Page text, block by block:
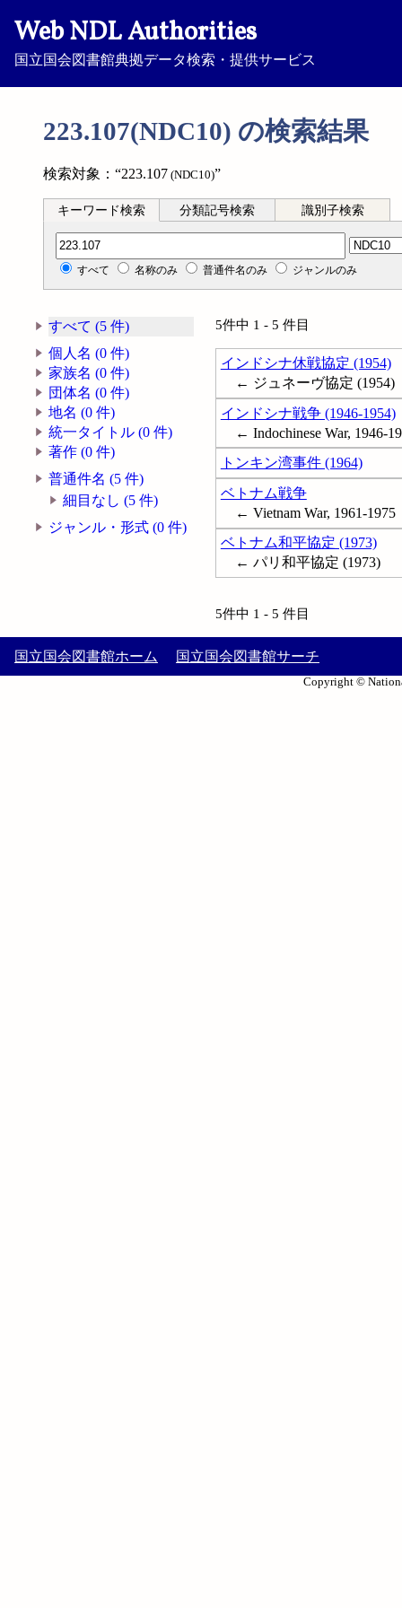
Web NDL Authorities
国立国会図書館典拠データ検索・提供サービス
223.107(NDC10) の検索結果
検索対象：“223.107 (NDC10)”
キーワード検索 分類記号検索 識別子検索
分類記号検索
すべて 名称のみ 普通件名のみ ジャンルのみ
すべて (5 件)
個人名 (0 件)
家族名 (0 件)
団体名 (0 件)
地名 (0 件)
統一タイトル (0 件)
著作 (0 件)
普通件名 (5 件)
細目なし (5 件)
ジャンル・形式 (0 件)
5件中 1 - 5 件目
インドシナ休戦協定 (1954)
← ジュネーヴ協定 (1954)
インドシナ戦争 (1946-1954)
← Indochinese War, 1946-
トンキン湾事件 (1964)
ベトナム戦争
← Vietnam War, 1961-1975
ベトナム和平協定 (1973)
← パリ和平協定 (1973)
5件中 1 - 5 件目
国立国会図書館ホーム 国立国会図書館サーチ
Copyright ©